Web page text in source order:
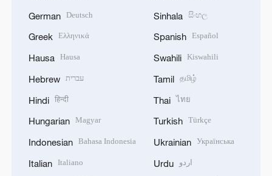
German Deutsch
Greek Ελληνικά
Hausa Hausa
Hebrew עברית
Hindi हिन्दी
Hungarian Magyar
Indonesian Bahasa Indonesia
Italian Italiano
Sinhala සිංහල
Spanish Español
Swahili Kiswahili
Tamil தமிழ்
Thai ไทย
Turkish Türkçe
Ukrainian Українська
Urdu اردو